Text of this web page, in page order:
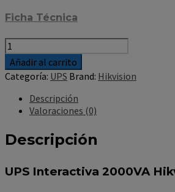
Ficha Técnica
UPS
Interactiva
2000VA
Hikvision
cantidad
Añadir al carrito
Categoría: UPS Brand: Hikvision
Descripción
Valoraciones (0)
Descripción
UPS Interactiva 2000VA